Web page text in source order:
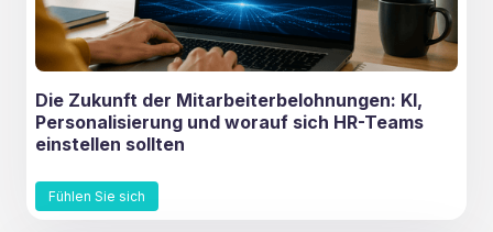
Die Zukunft der Mitarbeiterbelohnungen: KI,
Personalisierung und worauf sich HR-Teams
einstellen sollten
Fühlen Sie sich